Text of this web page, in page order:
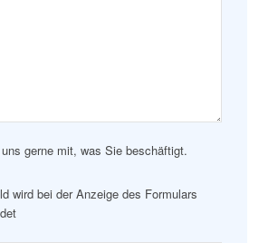
gerne mit, was Sie beschäftigt.
wird bei der Anzeige des Formulars